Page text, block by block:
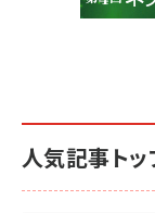
人気記事ト